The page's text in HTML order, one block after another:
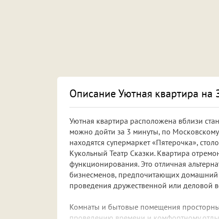
Описание Уютная квартира на
Уютная квартира расположена вблизи
можно дойти за 3 минуты, по Московскому
находятся супермаркет «Пятерочка»,
Кукольный Театр Сказки. Квартира
функционирования. Это отличная
бизнесменов, предпочитающих домашний
проведения дружественной или деловой
Комнаты и бытовые помещения